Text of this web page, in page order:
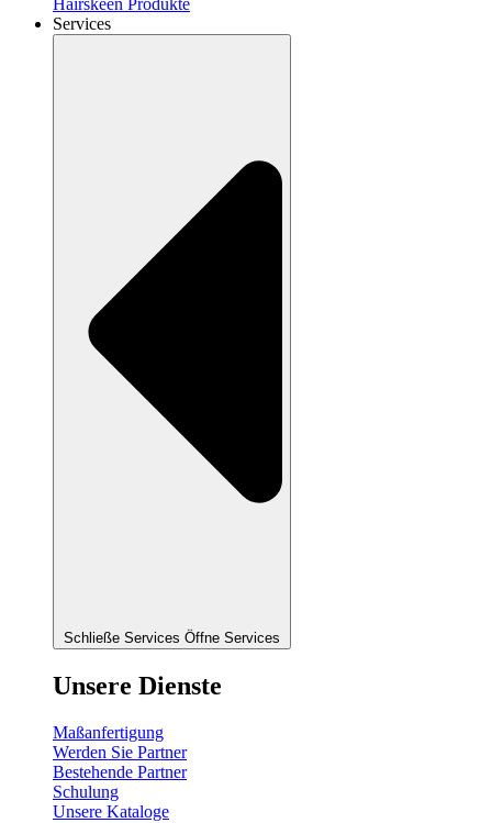
Hairskeen Produkte
Services
Schließe Services Öffne Services
Unsere Dienste
Maßanfertigung
Werden Sie Partner
Bestehende Partner
Schulung
Unsere Kataloge